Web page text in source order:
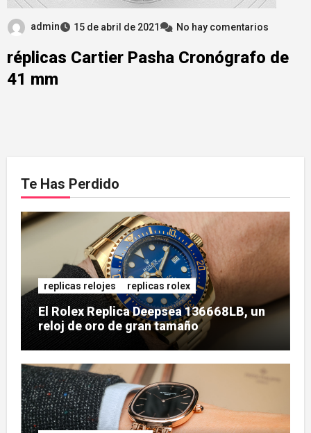
admin 15 de abril de 2021 No hay comentarios
réplicas Cartier Pasha Cronógrafo de
41 mm
Te Has Perdido
replicas relojes replicas rolex
El Rolex Replica Deepsea 136668LB, un
reloj de oro de gran tamaño